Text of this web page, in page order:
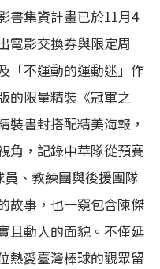
書集資計畫已於11月4
電影交換券與限定周
「不運動的運動迷」作
的限量精裝《冠軍之
裝書封搭配精美海報，
角，記錄中華隊從預賽
、教練團與後援團隊
故事，也一窺包含陳傑
且動人的面貌。不僅延
熱愛臺灣棒球的觀眾留